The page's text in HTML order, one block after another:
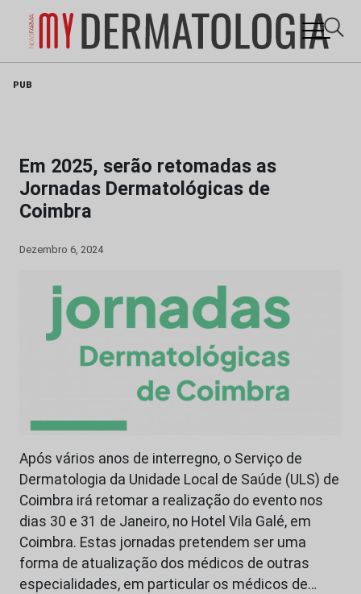
PUB
Em 2025, serão retomadas as
Jornadas Dermatológicas de
Coimbra
Dezembro 6, 2024
Após vários anos de interregno, o Serviço de
Dermatologia da Unidade Local de Saúde (ULS) de
Coimbra irá retomar a realização do evento nos
dias 30 e 31 de Janeiro, no Hotel Vila Galé, em
Coimbra. Estas jornadas pretendem ser uma
forma de atualização dos médicos de outras
especialidades, em particular os médicos de…